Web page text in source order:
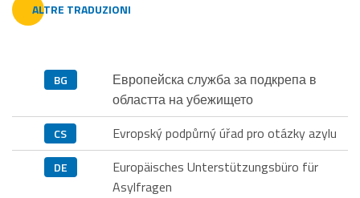
ALTRE TRADUZIONI
BG
Европейска служба за подкрепа в
областта на убежището
CS Evropský podpůrný úřad pro otázky azylu
DE
Europäisches Unterstützungsbüro für
Asylfragen